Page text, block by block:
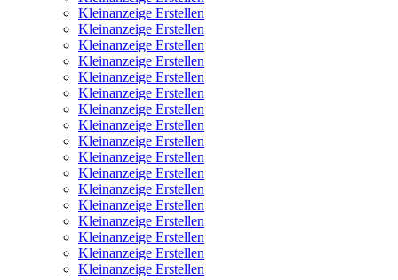
Kleinanzeige Erstellen
Kleinanzeige Erstellen
Kleinanzeige Erstellen
Kleinanzeige Erstellen
Kleinanzeige Erstellen
Kleinanzeige Erstellen
Kleinanzeige Erstellen
Kleinanzeige Erstellen
Kleinanzeige Erstellen
Kleinanzeige Erstellen
Kleinanzeige Erstellen
Kleinanzeige Erstellen
Kleinanzeige Erstellen
Kleinanzeige Erstellen
Kleinanzeige Erstellen
Kleinanzeige Erstellen
Kleinanzeige Erstellen